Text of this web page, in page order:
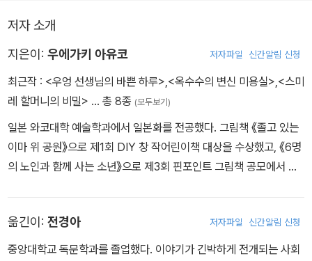
저자 소개
지은이: 우에가키 아유코 저자파일 신간알림 신청
최근작 : <우엉 선생님의 바쁜 하루>,<옥수수의 변신 미용실>,<스미
레 할머니의 비밀> … 총 8종 (모두보기)
일본 와코대학 예술학과에서 일본화를 전공했다. 그림책 《졸고 있는
이마 위 공원》으로 제1회 DIY 창 작어린이책 대상을 수상했고, 《6명
의 노인과 함께 사는 소년》으로 제3회 핀포인트 그림책 공모에서 우
옮긴이: 전경아 저자파일 신간알림 신청
중앙대학교 독문학과를 졸업했다. 이야기가 긴박하게 전개되는 사회